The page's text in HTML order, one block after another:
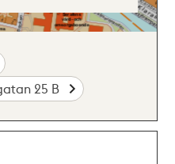
25 B